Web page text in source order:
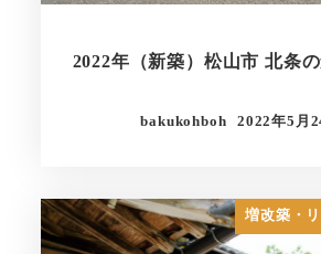
2022年（新築）松山市 北条
bakukohboh 2022年5月
増改築・